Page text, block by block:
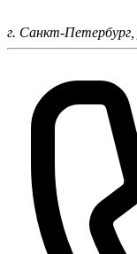
г. Санкт-Петербург,